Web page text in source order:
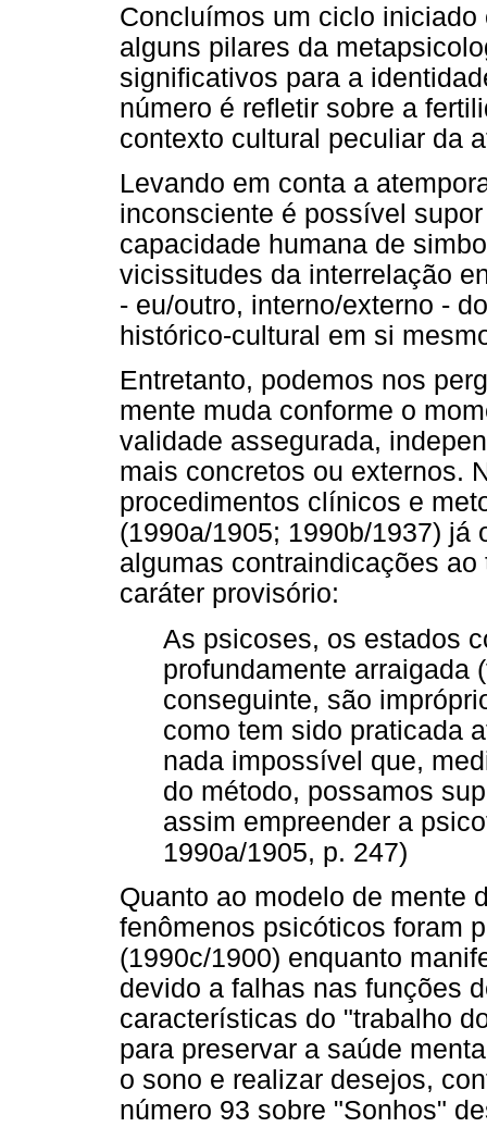
Concluímos um ciclo
alguns pilares da
significativos para a
número é refletir sobre a
contexto cultural peculiar da
Levando em conta a
inconsciente é possível
capacidade humana de
vicissitudes da interrelação
- eu/outro, interno/externo -
histórico-cultural em si
Entretanto, podemos nos
mente muda conforme o
validade assegurada,
mais concretos ou externos.
procedimentos clínicos e
(1990a/1905; 1990b/1937) já
algumas contraindicações
caráter provisório:
As psicoses, os estados
profundamente arraigada
conseguinte, são
como tem sido praticada
nada impossível que,
do método, possamos
assim empreender a
1990a/1905, p. 247)
Quanto ao modelo de mente
fenômenos psicóticos foram
(1990c/1900) enquanto
devido a falhas nas funções
características do "trabalho
para preservar a saúde
o sono e realizar desejos,
número 93 sobre "Sonhos"